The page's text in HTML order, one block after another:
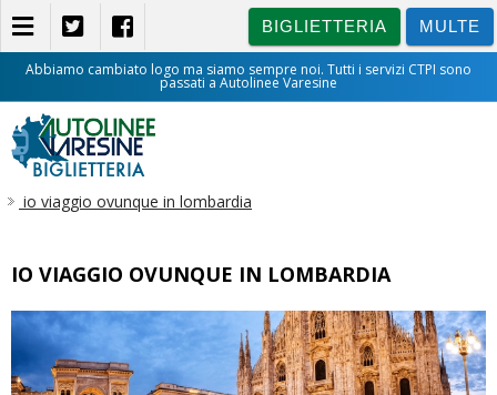
BIGLIETTERIA MULTE
Abbiamo cambiato logo ma siamo sempre noi. Tutti i servizi CTPI sono
passati a Autolinee Varesine
BIGLIETTERIA
io viaggio ovunque in lombardia
IO VIAGGIO OVUNQUE IN LOMBARDIA